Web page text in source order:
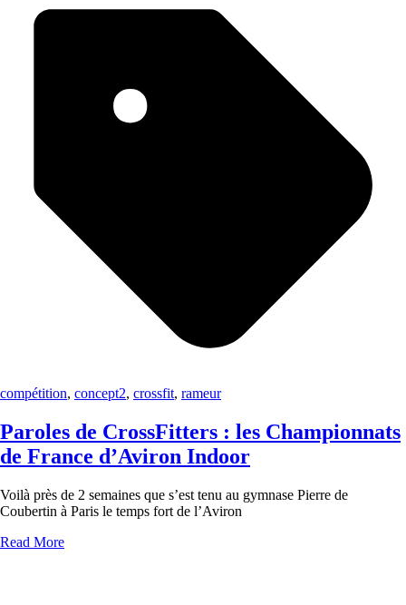
compétition, concept2, crossfit, rameur
Paroles de CrossFitters : les Championnats
de France d’Aviron Indoor
Voilà près de 2 semaines que s’est tenu au gymnase Pierre de
Coubertin à Paris le temps fort de l’Aviron
Read More